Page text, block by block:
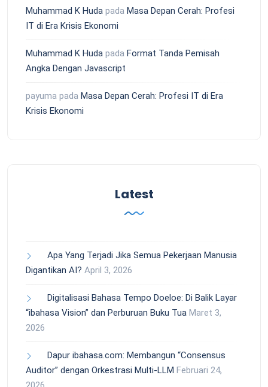
Muhammad K Huda pada Masa Depan Cerah: Profesi
IT di Era Krisis Ekonomi
Muhammad K Huda pada Format Tanda Pemisah
Angka Dengan Javascript
payuma pada Masa Depan Cerah: Profesi IT di Era
Krisis Ekonomi
Latest
Apa Yang Terjadi Jika Semua Pekerjaan Manusia
Digantikan AI? April 3, 2026
Digitalisasi Bahasa Tempo Doeloe: Di Balik Layar
“ibahasa Vision” dan Perburuan Buku Tua Maret 3,
2026
Dapur ibahasa.com: Membangun “Consensus
Auditor” dengan Orkestrasi Multi-LLM Februari 24,